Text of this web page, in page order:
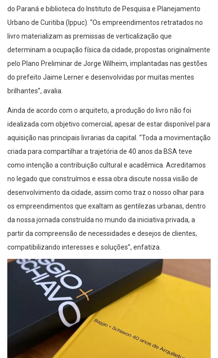
do Paraná e biblioteca do Instituto de Pesquisa e Planejamento
Urbano de Curitiba (Ippuc). “Os empreendimentos retratados no
livro materializam as premissas de verticalização que
determinam a ocupação física da cidade, propostas originalmente
pelo Plano Preliminar de Jorge Wilheim, implantadas nas gestões
do prefeito Jaime Lerner e desenvolvidas por muitas mentes
brilhantes”, avalia.
Ainda de acordo com o arquiteto, a produção do livro não foi
idealizada com objetivo comercial, apesar de estar disponível para
aquisição nas principais livrarias da capital. “Toda a movimentação
criada para compartilhar a trajetória de 40 anos da BSA teve
como intenção a contribuição cultural e acadêmica. Acreditamos
no legado que construímos e essa obra discute nossa visão de
desenvolvimento da cidade, assim como traz o nosso olhar para
os empreendimentos que exaltam as gentilezas urbanas, dentro
da nossa jornada construída no mundo da iniciativa privada, a
partir da compreensão de necessidades e desejos de clientes,
compatibilizando interesses e soluções”, enfatiza.